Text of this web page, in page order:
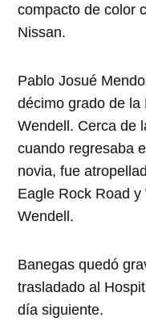
compacto de color
Nissan.
Pablo Josué
décimo grado de la
Wendell. Cerca de
cuando regresaba
novia, fue
Eagle Rock Road
Wendell.
Banegas quedó
trasladado al
día siguiente.